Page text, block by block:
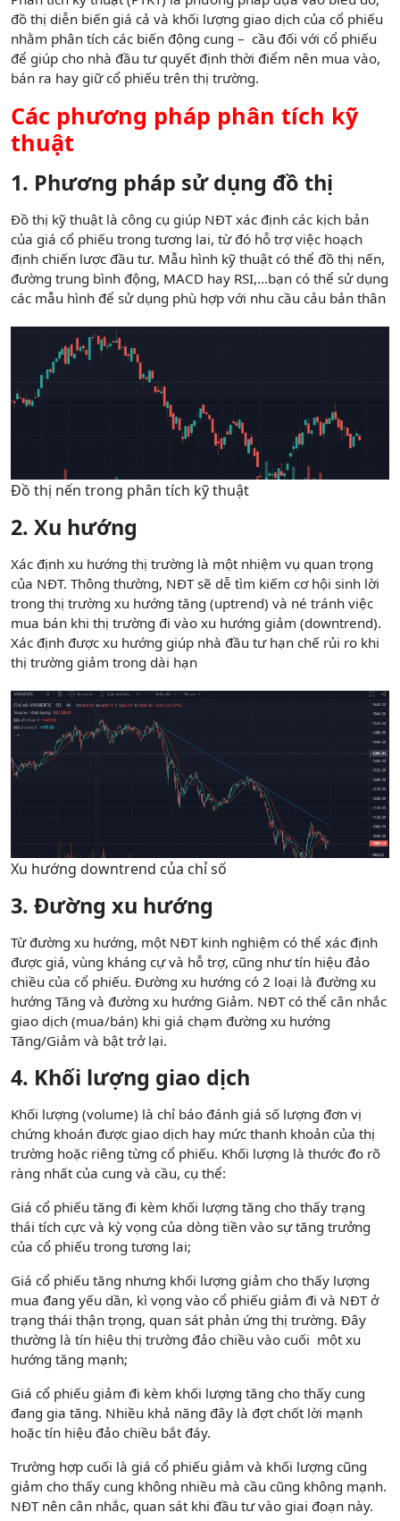
đồ thị diễn biến giá cả và khối lượng giao dịch của cổ phiếu
nhằm phân tích các biến động cung – cầu đối với cổ phiếu
để giúp cho nhà đầu tư quyết định thời điểm nên mua vào,
bán ra hay giữ cổ phiếu trên thị trường.
Các phương pháp phân tích kỹ
thuật
1. Phương pháp sử dụng đồ thị
Đồ thị kỹ thuật là công cụ giúp NĐT xác định các kịch bản
của giá cổ phiếu trong tương lai, từ đó hỗ trợ việc hoạch
định chiến lược đầu tư. Mẫu hình kỹ thuật có thể đồ thị nến,
đường trung bình động, MACD hay RSI,…bạn có thể sử dụng
các mẫu hình để sử dụng phù hợp với nhu cầu cảu bản thân
Đồ thị nến trong phân tích kỹ thuật
2. Xu hướng
Xác định xu hướng thị trường là một nhiệm vụ quan trọng
của NĐT. Thông thường, NĐT sẽ dễ tìm kiếm cơ hội sinh lời
trong thị trường xu hướng tăng (uptrend) và né tránh việc
mua bán khi thị trường đi vào xu hướng giảm (downtrend).
Xác định được xu hướng giúp nhà đầu tư hạn chế rủi ro khi
thị trường giảm trong dài hạn
Xu hướng downtrend của chỉ số
3. Đường xu hướng
Từ đường xu hướng, một NĐT kinh nghiệm có thể xác định
được giá, vùng kháng cự và hỗ trợ, cũng như tín hiệu đảo
chiều của cổ phiếu. Đường xu hướng có 2 loại là đường xu
hướng Tăng và đường xu hướng Giảm. NĐT có thể cân nhắc
giao dịch (mua/bán) khi giá chạm đường xu hướng
Tăng/Giảm và bật trở lại.
4. Khối lượng giao dịch
Khối lượng (volume) là chỉ báo đánh giá số lượng đơn vị
chứng khoán được giao dịch hay mức thanh khoản của thị
trường hoặc riêng từng cổ phiếu. Khối lượng là thước đo rõ
ràng nhất của cung và cầu, cụ thể:
Giá cổ phiếu tăng đi kèm khối lượng tăng cho thấy trạng
thái tích cực và kỳ vọng của dòng tiền vào sự tăng trưởng
của cổ phiếu trong tương lai;
Giá cổ phiếu tăng nhưng khối lượng giảm cho thấy lượng
mua đang yếu dần, kì vọng vào cổ phiếu giảm đi và NĐT ở
trạng thái thận trọng, quan sát phản ứng thị trường. Đây
thường là tín hiệu thị trường đảo chiều vào cuối một xu
hướng tăng mạnh;
Giá cổ phiếu giảm đi kèm khối lượng tăng cho thấy cung
đang gia tăng. Nhiều khả năng đây là đợt chốt lời mạnh
hoặc tín hiệu đảo chiều bắt đáy.
Trường hợp cuối là giá cổ phiếu giảm và khối lượng cũng
giảm cho thấy cung không nhiều mà cầu cũng không mạnh.
NĐT nên cân nhắc, quan sát khi đầu tư vào giai đoạn này.